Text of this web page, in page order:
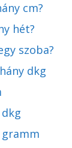
cm?
hét?
szoba?
dkg
gramm